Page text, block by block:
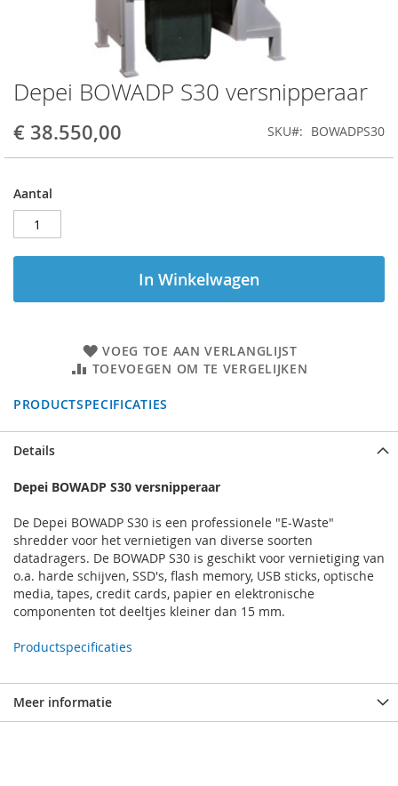
Depei BOWADP S30 versnipperaar
€ 38.550,00 SKU BOWADPS30
Aantal
In Winkelwagen
VOEG TOE AAN VERLANGLIJST
TOEVOEGEN OM TE VERGELIJKEN
PRODUCTSPECIFICATIES
Ga
naar
het
begin
van
afbeeldingen-
gallerij
Details
Depei BOWADP S30 versnipperaar
De Depei BOWADP S30 is een professionele "E-Waste"
shredder voor het vernietigen van diverse soorten
datadragers. De BOWADP S30 is geschikt voor vernietiging van
o.a. harde schijven, SSD's, flash memory, USB sticks, optische
media, tapes, credit cards, papier en elektronische
componenten tot deeltjes kleiner dan 15 mm.
Productspecificaties
Meer informatie